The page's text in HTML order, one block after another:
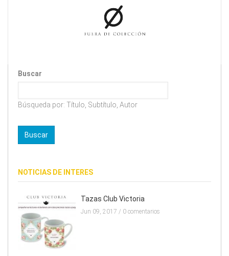
Buscar
Búsqueda por: Título, Subtítulo, Autor
NOTICIAS DE INTERES
Tazas Club Victoria
Jun 09, 2017 / 0 comentarios